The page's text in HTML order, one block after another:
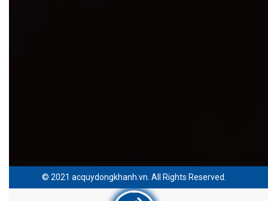
© 2021 acquydongkhanh.vn. All Rights Reserved.